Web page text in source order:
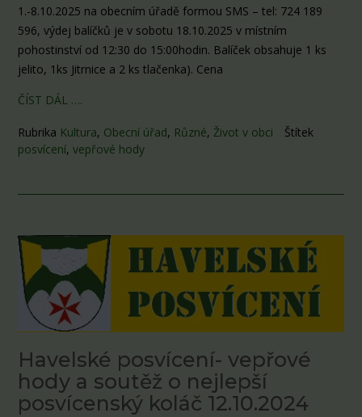
1.-8.10.2025 na obecním úřadě formou SMS – tel: 724 189
596, výdej balíčků je v sobotu 18.10.2025 v místním
pohostinství od 12:30 do 15:00hodin. Balíček obsahuje 1 ks
jelito, 1ks Jitrnice a 2 ks tlačenka). Cena
ČÍST DÁL ….
Rubrika Kultura, Obecní úřad, Různé, Život v obci
Štítek
posvícení, vepřové hody
Havelské posvícení- vepřové
hody a soutěž o nejlepší
posvícenský koláč 12.10.2024